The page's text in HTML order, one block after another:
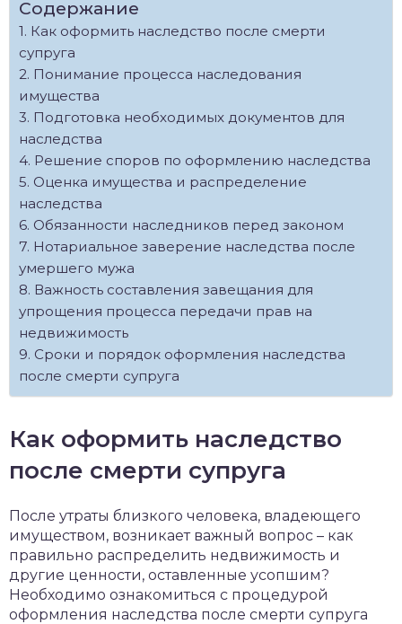
Содержание
Как оформить наследство после смерти
супруга
Понимание процесса наследования
имущества
Подготовка необходимых документов для
наследства
Решение споров по оформлению наследства
Оценка имущества и распределение
наследства
Обязанности наследников перед законом
Нотариальное заверение наследства после
умершего мужа
Важность составления завещания для
упрощения процесса передачи прав на
недвижимость
Сроки и порядок оформления наследства
после смерти супруга
Как оформить наследство
после смерти супруга
После утраты близкого человека, владеющего
имуществом, возникает важный вопрос – как
правильно распределить недвижимость и
другие ценности, оставленные усопшим?
Необходимо ознакомиться с процедурой
оформления наследства после смерти супруга